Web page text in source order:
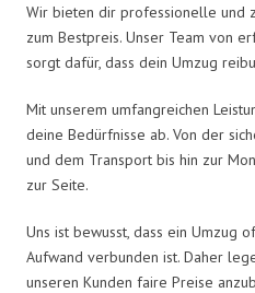
Wir bieten dir professionelle und
zum Bestpreis. Unser Team von
sorgt dafür, dass dein Umzug
Mit unserem umfangreichen
deine Bedürfnisse ab. Von der
und dem Transport bis hin zur
zur Seite.
Uns ist bewusst, dass ein Umzug
Aufwand verbunden ist. Daher
unseren Kunden faire Preise